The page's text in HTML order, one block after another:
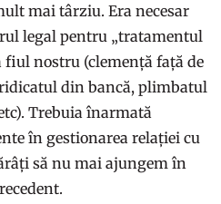
mai târziu. Era necesar
legal pentru „tratamentul
fiul nostru (clemență față de
din bancă, plimbatul
Trebuia înarmată
în gestionarea relației cu
să nu mai ajungem în